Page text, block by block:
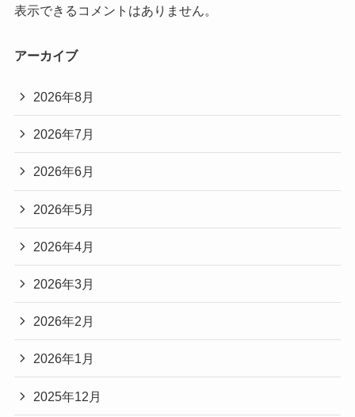
表示できるコメントはありません。
アーカイブ
2026年8月
2026年7月
2026年6月
2026年5月
2026年4月
2026年3月
2026年2月
2026年1月
2025年12月